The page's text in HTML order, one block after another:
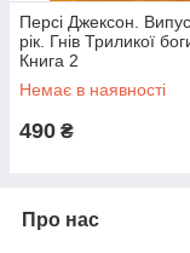
Персі Джексон.
рік. Гнів Триликої
Книга 2
Немає в наявності
490 ₴
Про нас